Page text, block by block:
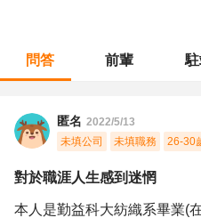
問答 前輩
匿名 2022/5/13
未填公司
未填職務 26-30
對於職涯人生感到迷惘
本人是勤益科大紡織系畢業(